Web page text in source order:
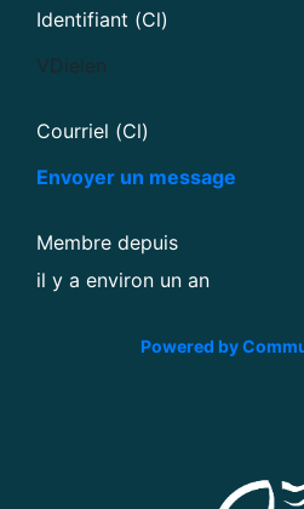
Identifiant (Cl)
VDielen
Courriel (Cl)
Envoyer un message
Membre depuis
il y a environ un an
Powered by